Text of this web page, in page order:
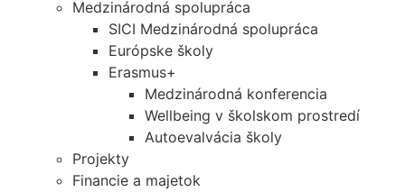
Medzinárodná spolupráca
SICI Medzinárodná spolupráca
Európske školy
Erasmus+
Medzinárodná konferencia
Wellbeing v školskom prostredí
Autoevalvácia školy
Projekty
Financie a majetok